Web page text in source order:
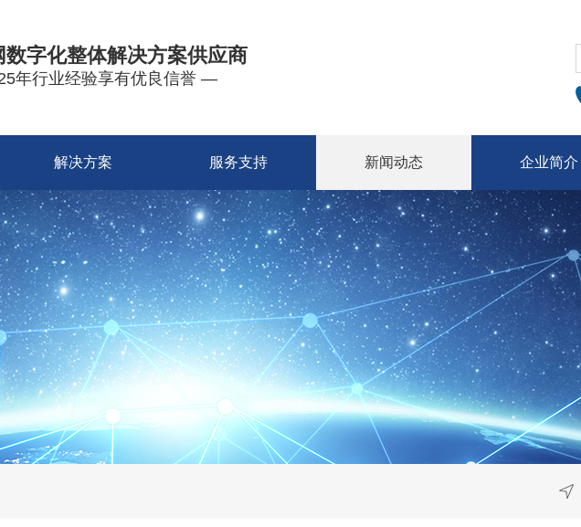
数字化整体解决方案供应商
年行业经验享有优良信誉 —
解决方案 服务支持 新闻动态 企业简介